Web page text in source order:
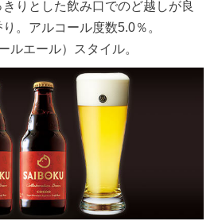
りとした飲み口でのど越しが良
。アルコール度数5.0％。
ルエール）スタイル。